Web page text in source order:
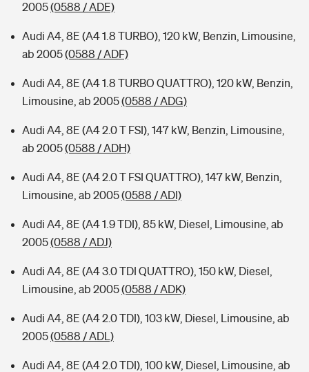
2005(0588 / ADE)
Audi A4, 8E (A4 1.8 TURBO), 120 kW, Benzin, Limousine,
ab 2005(0588 / ADF)
Audi A4, 8E (A4 1.8 TURBO QUATTRO), 120 kW, Benzin,
Limousine, ab 2005(0588 / ADG)
Audi A4, 8E (A4 2.0 T FSI), 147 kW, Benzin, Limousine,
ab 2005(0588 / ADH)
Audi A4, 8E (A4 2.0 T FSI QUATTRO), 147 kW, Benzin,
Limousine, ab 2005(0588 / ADI)
Audi A4, 8E (A4 1.9 TDI), 85 kW, Diesel, Limousine, ab
2005(0588 / ADJ)
Audi A4, 8E (A4 3.0 TDI QUATTRO), 150 kW, Diesel,
Limousine, ab 2005(0588 / ADK)
Audi A4, 8E (A4 2.0 TDI), 103 kW, Diesel, Limousine, ab
2005(0588 / ADL)
Audi A4, 8E (A4 2.0 TDI), 100 kW, Diesel, Limousine, ab